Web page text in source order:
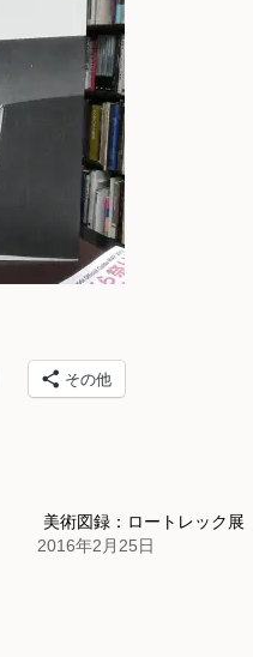
その他
美術図録：ロートレック展
2016年2月25日